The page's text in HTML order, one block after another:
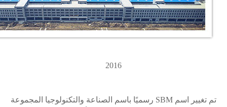
2016
تم تغيير اسم SBM رسميًا باسم
الصناعة والتكنولوجيا المجموعة